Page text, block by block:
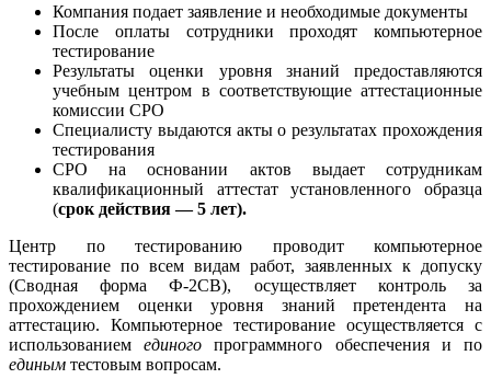
Компания подает заявление и необходимые документы
После оплаты сотрудники проходят компьютерное
тестирование
Результаты оценки уровня знаний предоставляются
учебным центром в соответствующие аттестационные
комиссии СРО
Специалисту выдаются акты о результатах прохождения
тестирования
СРО на основании актов выдает сотрудникам
квалификационный аттестат установленного образца
(срок действия — 5 лет).
Центр по тестированию проводит компьютерное
тестирование по всем видам работ, заявленных к допуску
(Сводная форма Ф-2СВ), осуществляет контроль за
прохождением оценки уровня знаний претендента на
аттестацию. Компьютерное тестирование осуществляется с
использованиемединого программного обеспечения и по
единым тестовым вопросам.